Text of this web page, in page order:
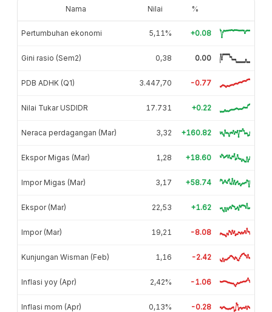
Nama Nilai %
Pertumbuhan ekonomi 5,11% +0.08
Gini rasio (Sem2) 0,38 0.00
PDB ADHK (Q1) 3.447,70 -0.77
Nilai Tukar USDIDR 17.731 +0.22
Neraca perdagangan (Mar) 3,32 +160.82
Ekspor Migas (Mar) 1,28 +18.60
Impor Migas (Mar) 3,17 +58.74
Ekspor (Mar) 22,53 +1.62
Impor (Mar) 19,21 -8.08
Kunjungan Wisman (Feb) 1,16 -2.42
Inflasi yoy (Apr) 2,42% -1.06
Inflasi mom (Apr) 0,13% -0.28